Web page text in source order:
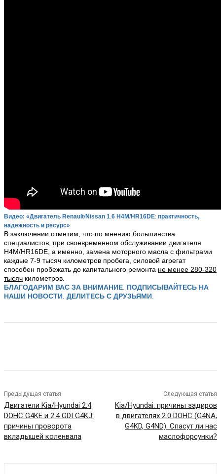
Видео: «Двигатель Renault/Nissan 1.6 H4M/HR16DE: практичность,
надежность и ресурс»
В заключении отметим, что по мнению большинства
специалистов, при своевременном обслуживании двигателя
H4M/HR16DE, а именно, замена моторного масла с фильтрами
каждые 7-9 тысяч километров пробега, силовой агрегат
способен пробежать до капитального ремонта не менее 280-320
тысяч километров.
БЛАГОДАРИМ ВАС ЗА ВНИМАНИЕ ПОДПИСЫВАЙТЕСЬ НА
НАШИ НОВОСТИ ДЕЛИТЕСЬ С ДРУЗЬЯМИ
Предыдущая статья
Двигатели Kia/Hyundai 2.4
DOHC G4KE и 2.4 GDI G4KJ:
причины проворота
вкладышей коленвала
Следующая статья
Kia/Hyundai: причины задиров
в двигателях 2.0 DOHC (G4NA,
G4KD, G4ND). Спасут ли нас
маслофорсунки?